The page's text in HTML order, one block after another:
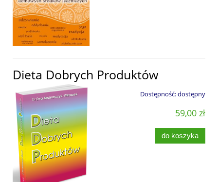
Dieta Dobrych Produktów
Dostępność:dostępny
59,00 zł
do koszyka